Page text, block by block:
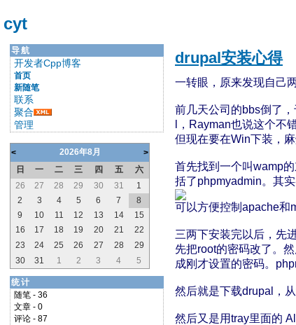
cyt
导航
开发者Cpp博客
首页
新随笔
联系
聚合
管理
< 2026年8月
>
日
一 二 三 四 五
六
26
27 28 29 30 31
1
2
3 4 5 6 7
8
9
10 11 12 13 14
15
16
17 18 19 20 21
22
23
24 25 26 27 28
29
30
31 1 2 3 4 5
统计
随笔 - 36
文章 - 0
评论 - 87
drupal安装心得
一转眼，原来发现自己
前几天公司的bbs倒了
l，Rayman也说这个不
但现在要在Win下装，
首先找到一个叫wamp的
括了phpmyadmin。其
可以方便控制apache和
三两下安装完以后，先
先把root的密码改了。
成刚才设置的密码。
然后就是下载drupal，从
然后又是用tray里面的